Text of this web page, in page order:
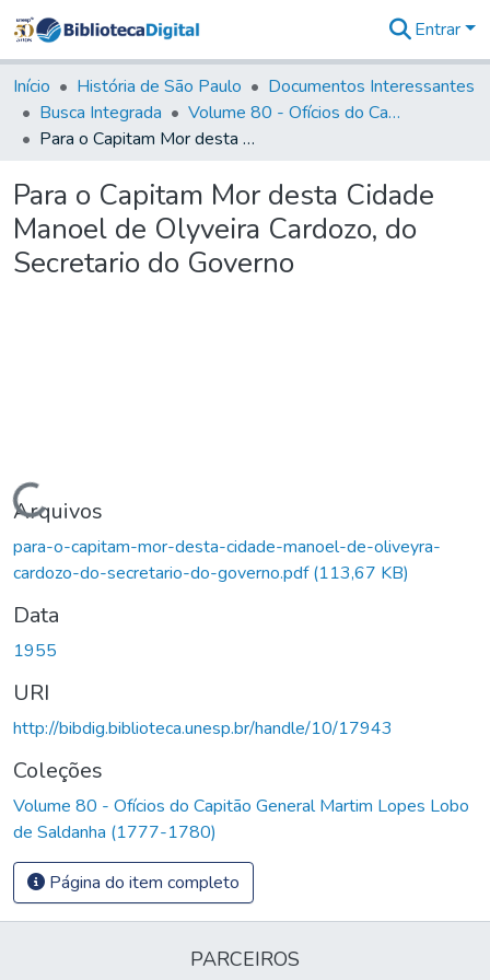
&
Coleções
Tudo na
Biblioteca
Estatísticas
Entrar
Início História de São Paulo
Documentos Interessantes
Busca Integrada
Volume 80 - Ofícios do Capitão General Martim Lopes Lobo de Saldanha (1777-1780)
Para o Capitam Mor desta Cidade Manoel de Olyveira Cardozo, do Secretario do Governo
Para o Capitam Mor desta Cidade
Manoel de Olyveira Cardozo, do
Secretario do Governo
Carregando...
Arquivos
para-o-capitam-mor-desta-cidade-manoel-de-oliveyra-
cardozo-do-secretario-do-governo.pdf(113,67 KB)
Data
1955
URI
http://bibdig.biblioteca.unesp.br/handle/10/17943
Coleções
Volume 80 - Ofícios do Capitão General Martim Lopes Lobo
de Saldanha (1777-1780)
Página do item completo
PARCEIROS